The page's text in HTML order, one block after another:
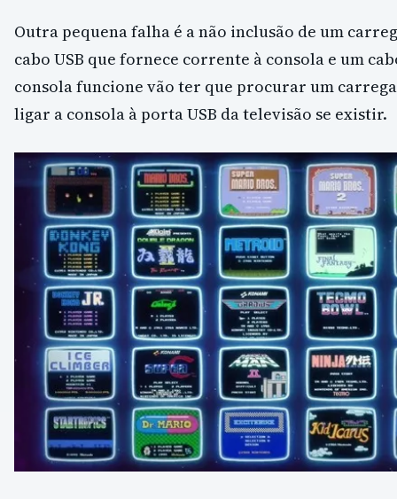
Outra pequena falha é a não inclusão de um
cabo USB que fornece corrente à consola e um
consola funcione vão ter que procurar um
ligar a consola à porta USB da televisão se existir.